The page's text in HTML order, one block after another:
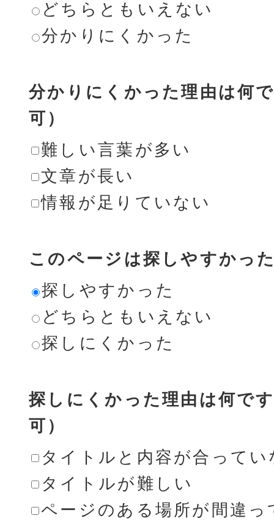
どちらともいえない
分かりにくかった
分かりにくかった理由は何
可）
難しい言葉が多い
文章が長い
情報が足りていない
このページは探しやすかっ
探しやすかった
どちらともいえない
探しにくかった
探しにくかった理由は何で
可）
タイトルと内容が合ってい
タイトルが難しい
ページのある場所が間違っ